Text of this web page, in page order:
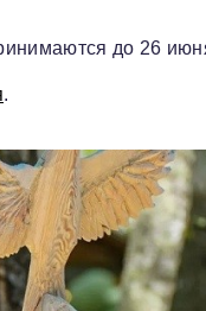
до 26
.